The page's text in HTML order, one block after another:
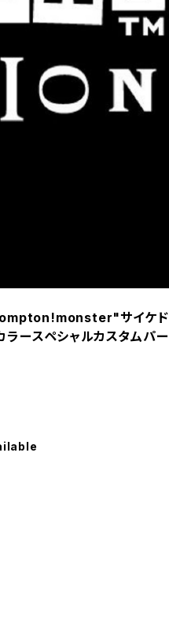
サイケド
ースペシャルカスタムパー